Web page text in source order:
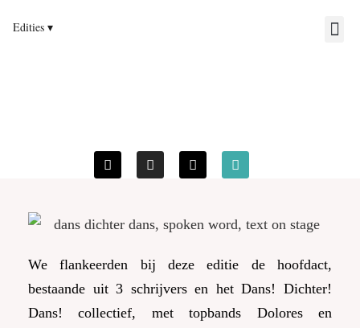
We flankeerden bij deze editie de hoofdact,
bestaande uit 3 schrijvers en het Dans! Dichter!
Dans! collectief, met topbands Dolores en